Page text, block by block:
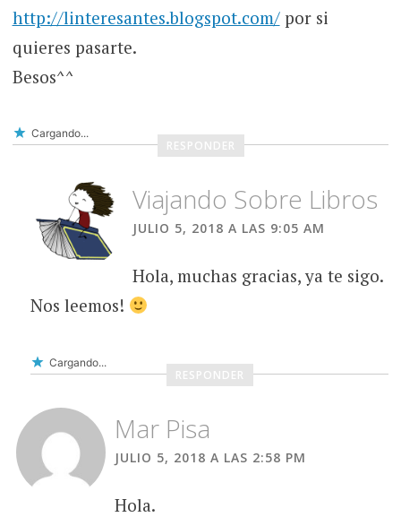
http://linteresantes.blogspot.com/por si
quieres pasarte.
Besos^^
Cargando...
RESPONDER
Viajando Sobre Libros
JULIO 5, 2018 A LAS 9:05 AM
Hola, muchas gracias, ya te sigo.
Nos leemos!
Cargando...
RESPONDER
Mar Pisa
JULIO 5, 2018 A LAS 2:58 PM
Hola.